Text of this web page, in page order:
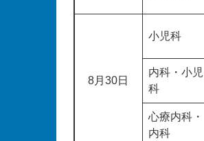
8月30日
小児科
内科・小児
科
心療内科・
内科